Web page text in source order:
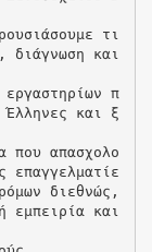
τι
διάγνωση και
π
Έλληνες και ξ
που απασχολο
επαγγελματίε
διεθνώς,
εμπειρία και